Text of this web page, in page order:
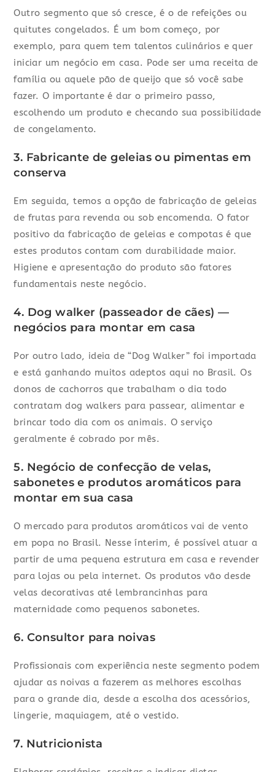
Outro segmento que só cresce, é o de refeições ou
quitutes congelados. É um bom começo, por
exemplo, para quem tem talentos culinários e quer
iniciar um negócio em casa. Pode ser uma receita de
família ou aquele pão de queijo que só você sabe
fazer. O importante é dar o primeiro passo,
escolhendo um produto e checando sua possibilidade
de congelamento.
3. Fabricante de geleias ou pimentas em
conserva
Em seguida, temos a opção de fabricação de geleias
de frutas para revenda ou sob encomenda. O fator
positivo da fabricação de geleias e compotas é que
estes produtos contam com durabilidade maior.
Higiene e apresentação do produto são fatores
fundamentais neste negócio.
4. Dog walker (passeador de cães) —
negócios para montar em casa
Por outro lado, ideia de “Dog Walker” foi importada
e está ganhando muitos adeptos aqui no Brasil. Os
donos de cachorros que trabalham o dia todo
contratam dog walkers para passear, alimentar e
brincar todo dia com os animais. O serviço
geralmente é cobrado por mês.
5. Negócio de confecção de velas,
sabonetes e produtos aromáticos para
montar em sua casa
O mercado para produtos aromáticos vai de vento
em popa no Brasil. Nesse ínterim, é possível atuar a
partir de uma pequena estrutura em casa e revender
para lojas ou pela internet. Os produtos vão desde
velas decorativas até lembrancinhas para
maternidade como pequenos sabonetes.
6. Consultor para noivas
Profissionais com experiência neste segmento podem
ajudar as noivas a fazerem as melhores escolhas
para o grande dia, desde a escolha dos acessórios,
lingerie, maquiagem, até o vestido.
7. Nutricionista